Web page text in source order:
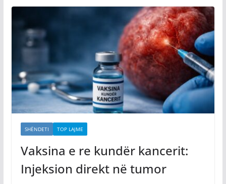
SHËNDETI TOP LAJME
Vaksina e re kundër kancerit:
Injeksion direkt në tumor